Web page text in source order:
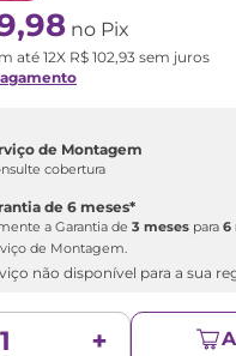
,98 no Pix
até12X R$ 102,93 sem juros
de Montagem
cobertura
de6 meses*
a Garantia de3 meses para6
de Montagem.
não disponível para a sua